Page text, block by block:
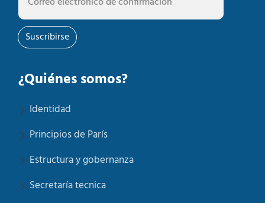
Suscribirse
¿Quiénes somos?
Identidad
Principios de París
Estructura y gobernanza
Secretaría tecnica